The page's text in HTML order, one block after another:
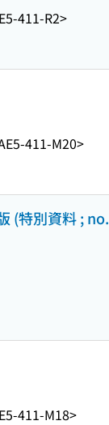
411-R2>
411-M20>
(特別資料 ; no.
411-M18>